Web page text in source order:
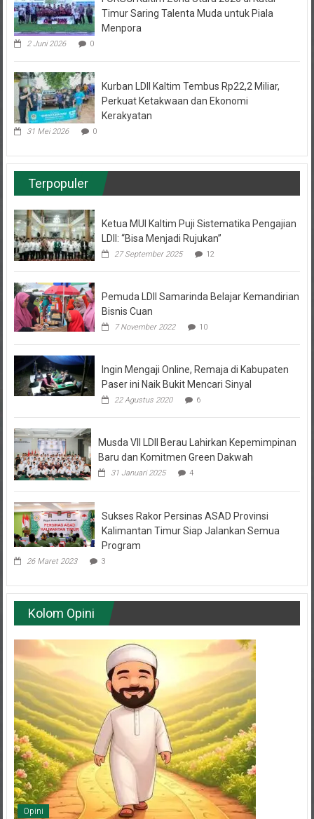
Menpora
2 Juni 2026 0
Perkuat Ketakwaan dan Ekonomi
Kerakyatan
31 Mei 2026 0
Terpopuler
LDII: “Bisa Menjadi Rujukan”
27 September 2025 12
Bisnis Cuan
7 November 2022
Paser ini Naik Bukit Mencari Sinyal
22 Agustus 2020 6
Baru dan Komitmen Green Dakwah
31 Januari 2025 4
Kalimantan Timur Siap Jalankan Semua
Program
26 Maret 2023 3
Kolom Opini
Opini